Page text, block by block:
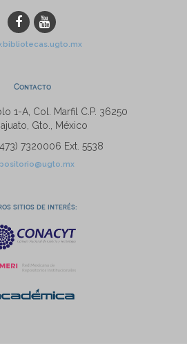
Contacto
1-A, Col. Marfil C.P. 36250
Gto., México
7320006 Ext. 5538
sitios de interés: